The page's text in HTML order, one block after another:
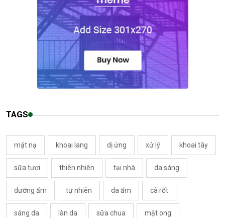
TAGS
mặt nạ khoai lang dị ứng xử lý khoai tây
sữa tươi thiên nhiên tại nhà da sáng
dưỡng ẩm tự nhiên da ẩm cà rốt
sáng da làn da sữa chua mật ong